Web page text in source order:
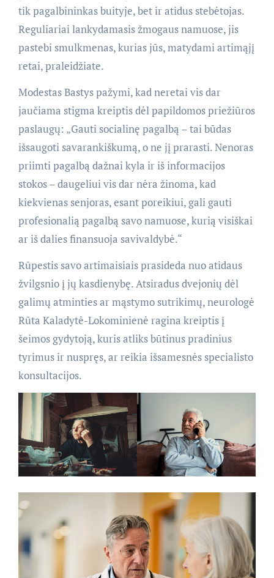
tik pagalbininkas buityje, bet ir atidus stebėtojas.
Reguliariai lankydamasis žmogaus namuose, jis
pastebi smulkmenas, kurias jūs, matydami artimąjį
retai, praleidžiate.
Modestas Bastys pažymi, kad neretai vis dar
jaučiama stigma kreiptis dėl papildomos priežiūros
paslaugų: „Gauti socialinę pagalbą – tai būdas
išsaugoti savarankiškumą, o ne jį prarasti. Nenoras
priimti pagalbą dažnai kyla ir iš informacijos
stokos – daugeliui vis dar nėra žinoma, kad
kiekvienas senjoras, esant poreikiui, gali gauti
profesionalią pagalbą savo namuose, kurią visiškai
ar iš dalies finansuoja savivaldybė.“
Rūpestis savo artimaisiais prasideda nuo atidaus
žvilgsnio į jų kasdienybę. Atsiradus dvejonių dėl
galimų atminties ar mąstymo sutrikimų, neurologė
Rūta Kaladytė-Lokominienė ragina kreiptis į
šeimos gydytoją, kuris atliks būtinus pradinius
tyrimus ir nuspręs, ar reikia išsamesnės specialisto
konsultacijos.